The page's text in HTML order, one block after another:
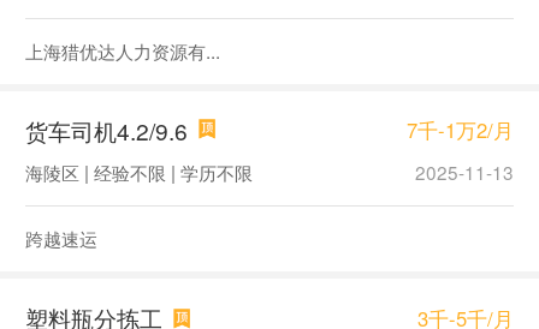
上海猎优达人力资源有...
货车司机4.2/9.6 7千-1万2/月
海陵区 | 经验不限 | 学历不限 2025-11-13
跨越速运
塑料瓶分拣工 3千-5千/月